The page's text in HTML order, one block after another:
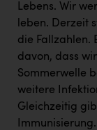
RE/MAX
Resch&Frisch
RUBBLE MASTER
Ruderclub Wels
SCRI -
Lebens. Wir
leben. Derzeit
die Fallzahlen.
davon, dass
Sommerwelle
weitere
Gleichzeitig